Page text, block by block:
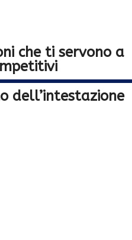
che ti servono a
dell’intestazione